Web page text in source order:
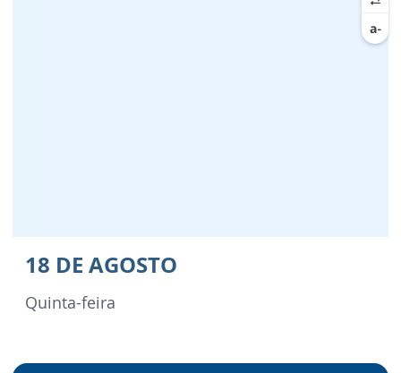
18 DE AGOSTO
Quinta-feira